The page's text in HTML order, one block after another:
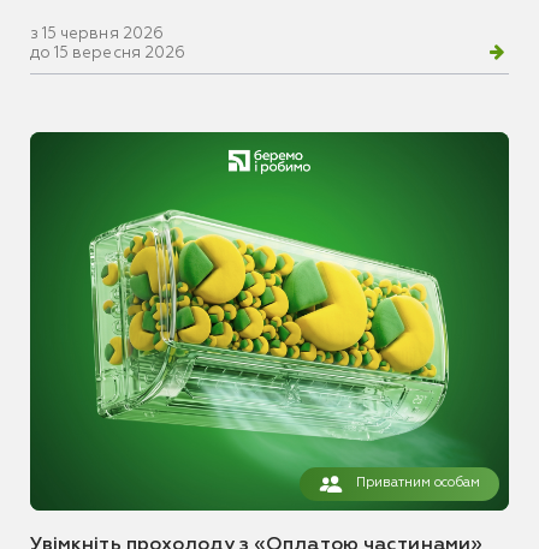
з 15 червня 2026
до 15 вересня 2026
Приватним особам
Увімкніть прохолоду з «Оплатою частинами»